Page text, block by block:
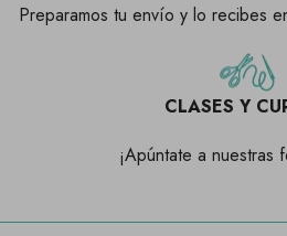
Preparamos tu envío y lo recibes
CLASES Y
¡Apúntate a nuestras